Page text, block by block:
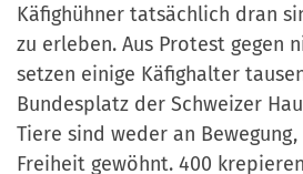
Käfighühner tatsächlich dran
zu erleben. Aus Protest gegen
setzen einige Käfighalter
Bundesplatz der Schweizer
Tiere sind weder an
Freiheit gewöhnt. 400